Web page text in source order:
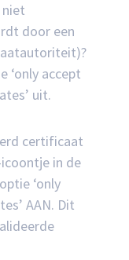
door een
‘only accept
uit.
certificaat
in de
‘only
AAN. Dit